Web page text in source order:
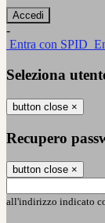
-
Entra con SPID
Seleziona
button close ×
Recupero
button close ×
all'indirizzo indicato